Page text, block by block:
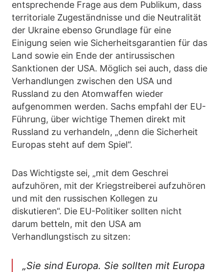
entsprechende Frage aus dem Publikum, dass
territoriale Zugeständnisse und die Neutralität
der Ukraine ebenso Grundlage für eine
Einigung seien wie Sicherheitsgarantien für das
Land sowie ein Ende der antirussischen
Sanktionen der USA. Möglich sei auch, dass die
Verhandlungen zwischen den USA und
Russland zu den Atomwaffen wieder
aufgenommen werden. Sachs empfahl der EU-
Führung, über wichtige Themen direkt mit
Russland zu verhandeln, „denn die Sicherheit
Europas steht auf dem Spiel“.
Das Wichtigste sei, „mit dem Geschrei
aufzuhören, mit der Kriegstreiberei aufzuhören
und mit den russischen Kollegen zu
diskutieren“. Die EU-Politiker sollten nicht
darum betteln, mit den USA am
Verhandlungstisch zu sitzen:
„Sie sind Europa. Sie sollten mit Europa